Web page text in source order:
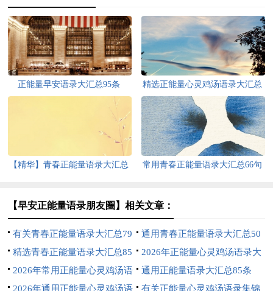
正能量早安语录大汇总95条
精选正能量心灵鸡汤语录大汇总
84条
【精华】青春正能量语录大汇总
常用青春正能量语录大汇总66句
【早安正能量语录朋友圈】相关文章：
有关青春正能量语录大汇总79
条
通用青春正能量语录大汇总50
条
精选青春正能量语录大汇总85
条
2026年正能量心灵鸡汤语录大
汇总77条
2026年常用正能量心灵鸡汤语
录集合85句
通用正能量语录大汇总85条
2026年通用正能量心灵鸡汤语
有关正能量心灵鸡汤语录集锦